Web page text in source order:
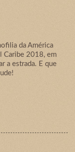
da América
Caribe 2018, em
a estrada. E que